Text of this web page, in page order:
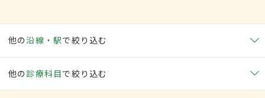
他の沿線・駅で絞り込む
他の 診療科目で絞り込む